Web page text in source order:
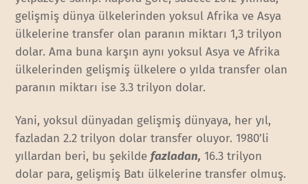
gelişmiş dünya ülkelerinden yoksul Afrika ve Asya
ülkelerine transfer olan paranın miktarı 1,3 trilyon
dolar. Ama buna karşın aynı yoksul Asya ve Afrika
ülkelerinden gelişmiş ülkelere o yılda transfer olan
paranın miktarı ise 3.3 trilyon dolar.
Yani, yoksul dünyadan gelişmiş dünyaya, her yıl,
fazladan 2.2 trilyon dolar transfer oluyor. 1980’li
yıllardan beri, bu şekildefazladan, 16.3 trilyon
dolar para, gelişmiş Batı ülkelerine transfer olmuş.